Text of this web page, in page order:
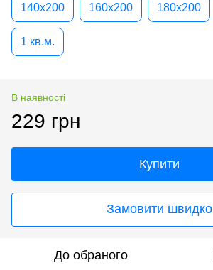
140х200 160х200 180х200
1 кв.м.
В наявності
229 грн
Купити
Замовити швидко
До обраного